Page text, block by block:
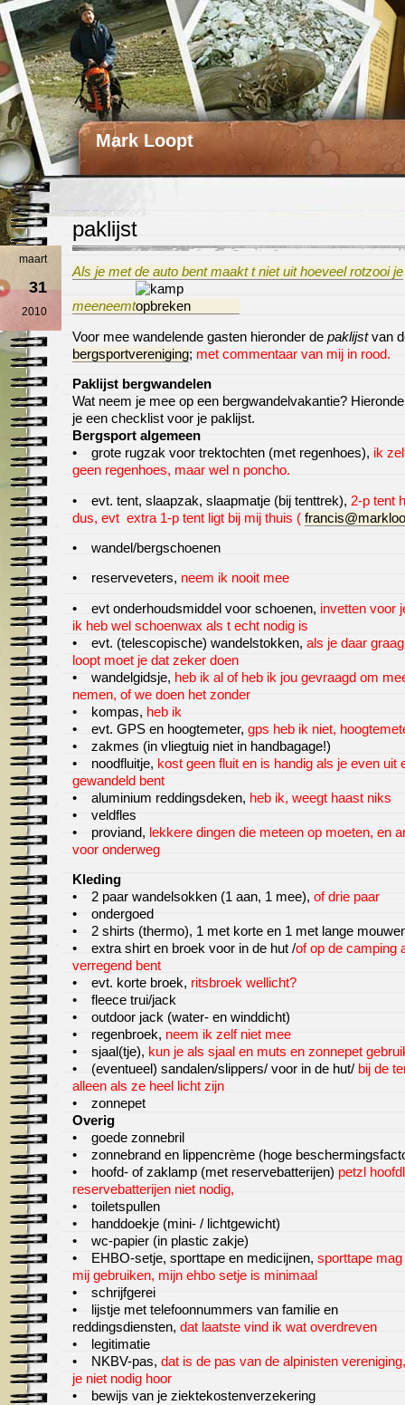
Mark Loopt
paklijst
maart
31
2010
Als je met de auto bent maakt t niet uit hoeveel rotzooi je
meeneemt
Voor mee wandelende gasten hieronder de paklijstvan
bergsportvereniging; met commentaar van mij in rood.
Paklijst bergwandelen
Wat neem je mee op een bergwandelvakantie?
je een checklist voor je paklijst.
Bergsport algemeen
• grote rugzak voor trektochten (met regenhoes), ik
geen regenhoes, maar wel n poncho.
• evt. tent, slaapzak, slaapmatje (bij tenttrek), 2-p tent
dus, evt extra 1-p tent ligt bij mij thuis (
• wandel/bergschoenen
• reserveveters, neem ik nooit mee
• evt onderhoudsmiddel voor schoenen, invetten voor
ik heb wel schoenwax als t echt nodig is
• evt. (telescopische) wandelstokken, als je daar
loopt moet je dat zeker doen
• wandelgidsje, heb ik al of heb ik jou gevraagd om
nemen, of we doen het zonder
• kompas, heb ik
• evt. GPS en hoogtemeter, gps heb ik niet,
• zakmes (in vliegtuig niet in handbagage!)
• noodfluitje, kost geen fluit en is handig als je even uit
gewandeld bent
• aluminium reddingsdeken, heb ik, weegt haast niks
• veldfles
• proviand, lekkere dingen die meteen op moeten, en
voor onderweg
Kleding
• 2 paar wandelsokken (1 aan, 1 mee), of drie paar
• ondergoed
• 2 shirts (thermo), 1 met korte en 1 met lange
• extra shirt en broek voor in de hut /of op de camping
verregend bent
• evt. korte broek, ritsbroek wellicht?
• fleece trui/jack
• outdoor jack (water- en winddicht)
• regenbroek, neem ik zelf niet mee
• sjaal(tje), kun je als sjaal en muts en zonnepet
• (eventueel) sandalen/slippers/ voor in de hut/ bij de
alleen als ze heel licht zijn
• zonnepet
Overig
• goede zonnebril
• zonnebrand en lippencrème (hoge
• hoofd- of zaklamp (met reservebatterijen) petzl
reservebatterijen niet nodig,
• toiletspullen
• handdoekje (mini- / lichtgewicht)
• wc-papier (in plastic zakje)
• EHBO-setje, sporttape en medicijnen, sporttape
mij gebruiken, mijn ehbo setje is minimaal
• schrijfgerei
• lijstje met telefoonnummers van familie en
reddingsdiensten, dat laatste vind ik wat overdreven
• legitimatie
• NKBV-pas, dat is de pas van de alpinisten
je niet nodig hoor
• bewijs van je ziektekostenverzekering